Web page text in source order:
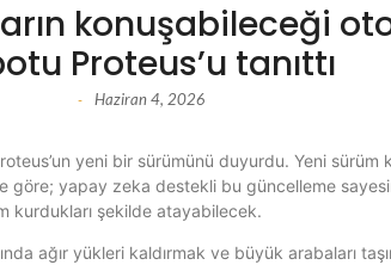
konuşabileceği
Proteus’u tanıttı
- Haziran 4, 2026
yeni bir sürümünü duyurdu. Yeni sürüm
göre; yapay zeka destekli bu güncelleme
kurdukları şekilde atayabilecek.
ağır yükleri kaldırmak ve büyük arabaları